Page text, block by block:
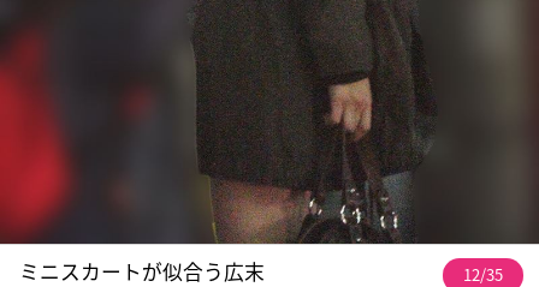
ミニスカートが似合う広末 12/35